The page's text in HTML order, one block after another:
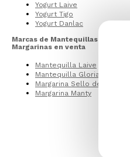
Yogurt Laive
Yogurt Tigo
Yogurt Danlac
Marcas de Mantequillas y
Margarinas en venta
Mantequilla Laive
Mantequilla Gloria
Margarina Sello de Oro
Margarina Manty